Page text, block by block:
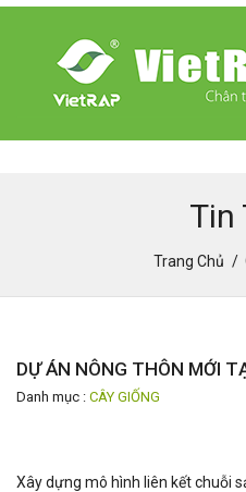
Tin
Trang Chủ
DỰ ÁN NÔNG THÔN MỚI
Danh mục : CÂY GIỐNG
Xây dựng mô hình liên kết chuỗi